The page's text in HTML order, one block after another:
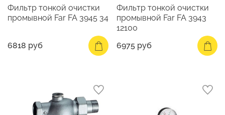
Фильтр тонкой очистки
промывной Far FA 3945 34
6818 руб
Фильтр тонкой очистки
промывной Far FA 3943
12100
6975 руб